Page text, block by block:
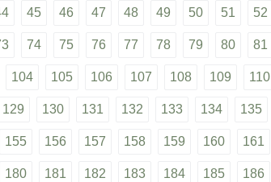
45 46 47 48 49 50 51 52
74 75 76 77 78 79 80 81
104 105 106 107 108 109 110
129 130 131 132 133 134 135
155 156 157 158 159 160 161
180 181 182 183 184 185 186